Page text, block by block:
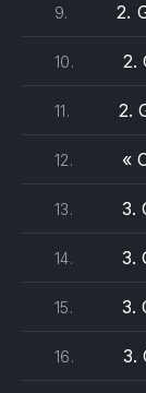
9. 2.
10. 2.
11. 2.
12. «
13. 3.
14. 3.
15. 3.
16. 3.